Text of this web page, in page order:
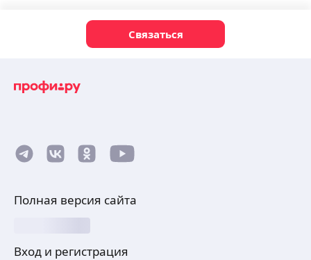
Связаться
Полная версия сайта
Вход и регистрация